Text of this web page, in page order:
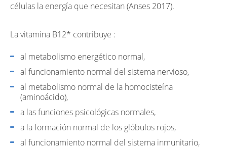
células la energía que necesitan (Anses 2017).
La vitamina B12* contribuye :
al metabolismo energético normal,
al funcionamiento normal del sistema nervioso,
al metabolismo normal de la homocisteína
(aminoácido),
a las funciones psicológicas normales,
a la formación normal de los glóbulos rojos,
al funcionamiento normal del sistema inmunitario,